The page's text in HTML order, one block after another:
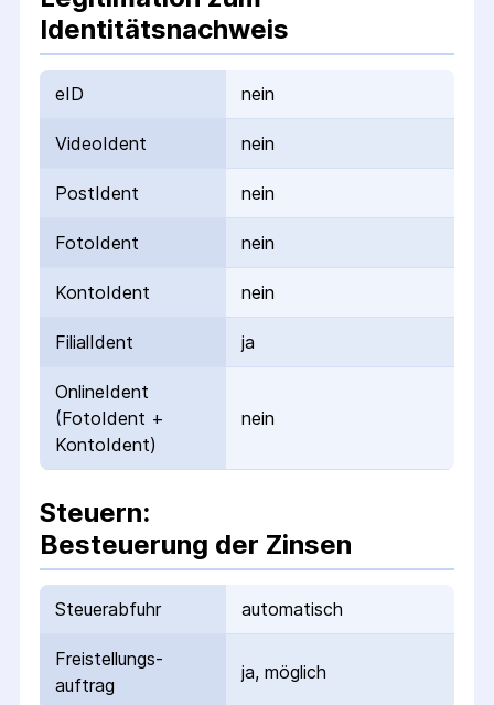
Identitätsnachweis
eID nein
VideoIdent nein
PostIdent nein
FotoIdent nein
KontoIdent nein
FilialIdent ja
OnlineIdent
(FotoIdent +
KontoIdent)
nein
Steuern:
Besteuerung der Zinsen
Steuerabfuhr automatisch
Freistellungs­
auftrag
ja, möglich